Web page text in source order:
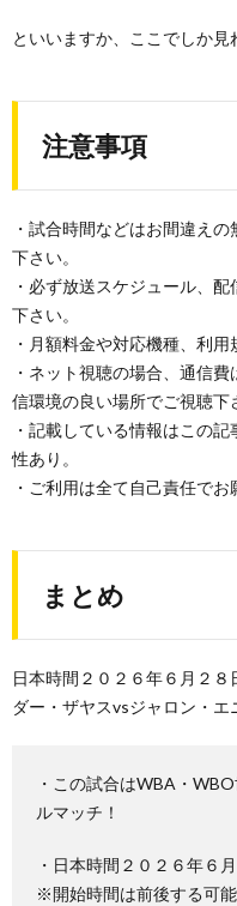
といいますか、ここでしか見
注意事項
・試合時間などはお間違え
下さい。
・必ず放送スケジュール、
下さい。
・月額料金や対応機種、利
・ネット視聴の場合、通信
信環境の良い場所でご視聴下
・記載している情報はこの
性あり。
・ご利用は全て自己責任でお
まとめ
日本時間２０２６年６月２
ダー・ザヤスvsジャロン・エ
・この試合はWBA・
ルマッチ！
・日本時間２０２６年６
※開始時間は前後する可